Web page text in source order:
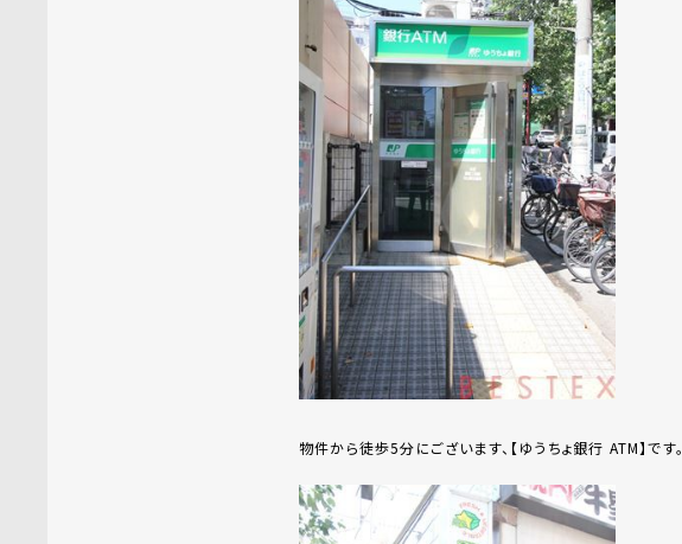
物件から徒歩5分にございます、【ゆうちょ銀行 ATM】です。